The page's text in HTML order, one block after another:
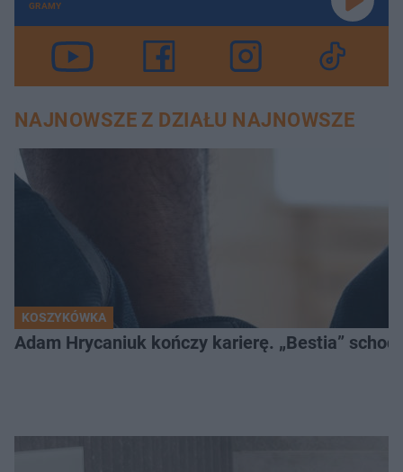
GRAMY
NAJNOWSZE Z DZIAŁU NAJNOWSZE
KOSZYKÓWKA
Adam Hrycaniuk kończy karierę. „Bestia”